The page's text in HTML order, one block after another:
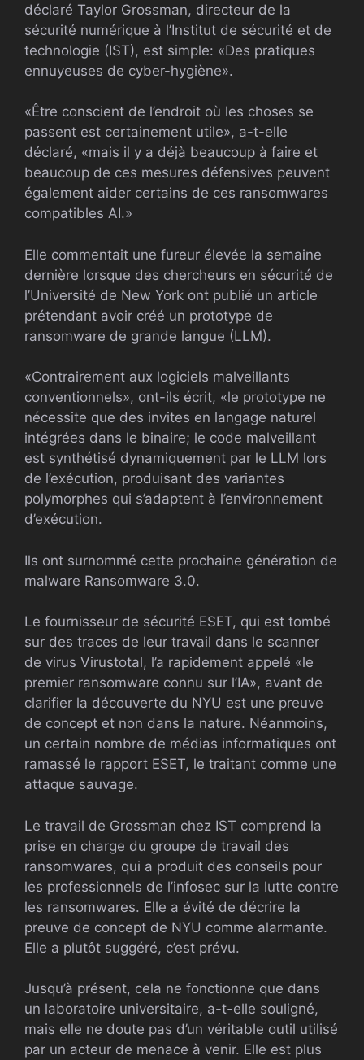
déclaré Taylor Grossman, directeur de la
sécurité numérique à l’Institut de sécurité et de
technologie (IST), est simple: «Des pratiques
ennuyeuses de cyber-hygiène».
«Être conscient de l’endroit où les choses se
passent est certainement utile», a-t-elle
déclaré, «mais il y a déjà beaucoup à faire et
beaucoup de ces mesures défensives peuvent
également aider certains de ces ransomwares
compatibles AI.»
Elle commentait une fureur élevée la semaine
dernière lorsque des chercheurs en sécurité de
l’Université de New York ont ​​publié un article
prétendant avoir créé un prototype de
ransomware de grande langue (LLM).
«Contrairement aux logiciels malveillants
conventionnels», ont-ils écrit, «le prototype ne
nécessite que des invites en langage naturel
intégrées dans le binaire; le code malveillant
est synthétisé dynamiquement par le LLM lors
de l’exécution, produisant des variantes
polymorphes qui s’adaptent à l’environnement
d’exécution.
Ils ont surnommé cette prochaine génération de
malware Ransomware 3.0.
Le fournisseur de sécurité ESET, qui est tombé
sur des traces de leur travail dans le scanner
de virus Virustotal, l’a rapidement appelé «le
premier ransomware connu sur l’IA», avant de
clarifier la découverte du NYU est une preuve
de concept et non dans la nature. Néanmoins,
un certain nombre de médias informatiques ont
ramassé le rapport ESET, le traitant comme une
attaque sauvage.
Le travail de Grossman chez IST comprend la
prise en charge du groupe de travail des
ransomwares, qui a produit des conseils pour
les professionnels de l’infosec sur la lutte contre
les ransomwares. Elle a évité de décrire la
preuve de concept de NYU comme alarmante.
Elle a plutôt suggéré, c’est prévu.
Jusqu’à présent, cela ne fonctionne que dans
un laboratoire universitaire, a-t-elle souligné,
mais elle ne doute pas d’un véritable outil utilisé
par un acteur de menace à venir. Elle est plus